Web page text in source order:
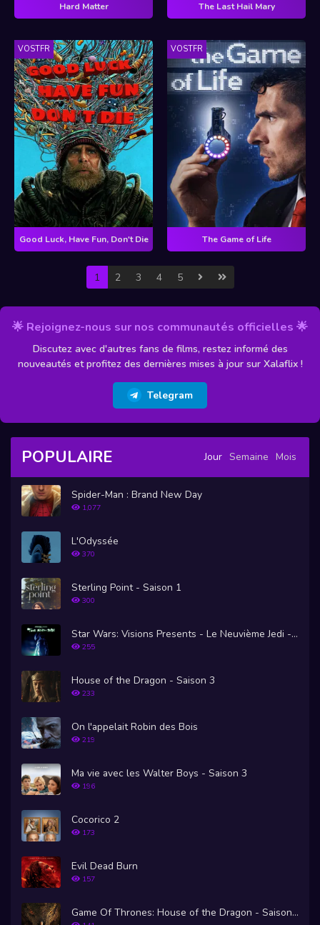
Hard Matter The Last Hail Mary
VOSTFR
Good Luck, Have Fun, Don't Die
VOSTFR
The Game of Life
1 2 3 4 5
🌟 Rejoignez-nous sur nos communautés officielles 🌟
Discutez avec d'autres fans de films, restez informé des
nouveautés et profitez des dernières mises à jour sur Xalaflix !
Telegram
POPULAIRE Jour Semaine Mois
Spider-Man : Brand New Day
1,077
L'Odyssée
370
Sterling Point - Saison 1
300
Star Wars: Visions Presents - Le Neuvième Jedi - Saison 1
255
House of the Dragon - Saison 3
233
On l'appelait Robin des Bois
219
Ma vie avec les Walter Boys - Saison 3
196
Cocorico 2
173
Evil Dead Burn
157
Game Of Thrones: House of the Dragon - Saison 1